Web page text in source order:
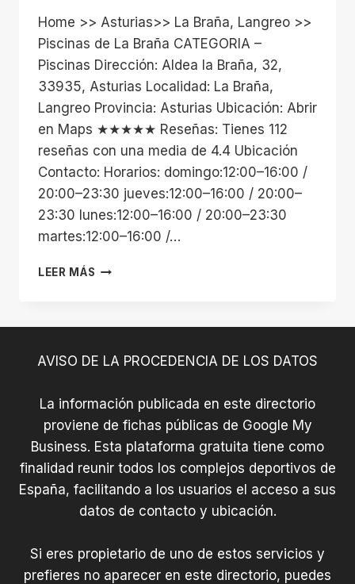
Home >> Asturias>> La Braña, Langreo >>
Piscinas de La Braña CATEGORIA –
Piscinas Dirección: Aldea la Braña, 32,
33935, Asturias Localidad: La Braña,
Langreo Provincia: Asturias Ubicación: Abrir
en Maps ★★★★★ Reseñas: Tienes 112
reseñas con una media de 4.4 Ubicación
Contacto: Horarios: domingo:12:00–16:00 /
20:00–23:30 jueves:12:00–16:00 / 20:00–
23:30 lunes:12:00–16:00 / 20:00–23:30
martes:12:00–16:00 /…
LEER MÁS PISCINAS
AVISO DE LA PROCEDENCIA DE LOS DATOS
La información publicada en este directorio
proviene de fichas públicas de Google My
Business. Esta plataforma gratuita tiene como
finalidad reunir todos los complejos deportivos de
España, facilitando a los usuarios el acceso a sus
datos de contacto y ubicación.
Si eres propietario de uno de estos servicios y
prefieres no aparecer en este directorio, puedes